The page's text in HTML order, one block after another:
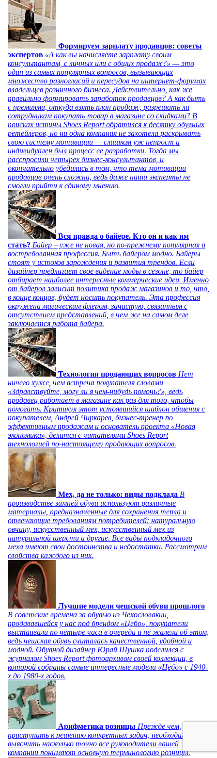
Формируем зарплату продавцов: советы
экспертов «А как вы начисляете зарплату своим
консультантам, с личных или с общих продаж?» — это
один из самых популярных вопросов, вызывающих
множество разногласий и пересудов на интернет-форумах
владельцев розничного бизнеса. Действительно, как же
правильно формировать заработок продавцов? А как быть
с премиями, откуда взять план продаж, разрешать ли
сотрудникам покупать товар в магазине со скидками? В
поисках истины Shoes Report обратился к десятку обувных
ретейлеров, но ни одна компания не захотела раскрывать
свою систему мотивации — слишком уж непрост и
индивидуален был процесс ее разработки. Тогда мы
расспросили четырех бизнес-консультантов, и
окончательно убедились в том, что тема мотивации
продавцов очень сложна, ведь даже наши эксперты не
смогли прийти к единому мнению.
Вся правда о байере. Кто он и как им
стать? Байер – уже не новая, но по-прежнему популярная и
востребованная профессия. Быть байером модно. Байеры
стоят у истоков зарождения и развития трендов. Если
дизайнер предлагает свое видение моды в сезоне, то байер
отбирает наиболее интересные коммерческие идеи. Именно
от байеров зависит политика продаж магазинов и то, что,
в конце концов, будет носить покупатель. Эта профессия
окружена магическим флером, зачастую, связанным с
отсутствием представлений, в чем же на самом деле
заключается работа байера.
Технология продающих вопросов Нет
ничего хуже, чем встреча покупателя словами
«Здравствуйте, могу ли я чем-нибудь помочь?», ведь
продавец работает в магазине как раз для того, чтобы
помогать. Критикуя этот устоявшийся шаблон общения с
покупателем, Андрей Чиркарев, бизнес-тренер по
эффективным продажам и основатель проекта «Новая
экономика», делится с читателями Shoes Report
технологией по-настоящему продающих вопросов.
Мех, да не только: виды подклада В
производстве зимней обуви используют различные
материалы, предназначенные для сохранения тепла и
отвечающие требованиям потребителей: натуральную
овчину, искусственный мех, искусственный мех из
натуральной шерсти и другие. Все виды подкладочного
меха имеют свои достоинства и недостатки. Рассмотрим
свойства каждого из них.
Лучшие модели чешской обуви прошлого
В советские времена за обувью из Чехословакии,
продававшейся у нас под брендом «Цебо», покупатели
выстаивали по четыре часа в очереди и не жалели об этом,
ведь чешская обувь считалась качественной, удобной и
модной. Обувной дизайнер Юрай Шушка поделился с
журналом Shoes Report фотоархивом своей коллекции, в
которой собраны самые интересные модели «Цебо» с 1940-
х до 1980-х годов.
Арифметика розницы Прежде чем,
приступить к решению конкретных задач, необходимо
выяснить насколько точно все руководители вашей
компании понимают основную терминологию розницы.